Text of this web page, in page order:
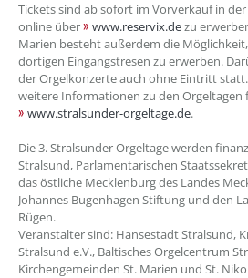
Tickets sind ab sofort im Vorverkauf in
online über
www.reservix.dezu
Marien besteht außerdem die
dortigen Eingangstresen zu erwerben.
der Orgelkonzerte auch ohne Eintritt
weitere Informationen zu den Orgeltagen
www.stralsunder-orgeltage.de.
Die 3. Stralsunder Orgeltage werden
Stralsund, Parlamentarischen
das östliche Mecklenburg des Landes
Johannes Bugenhagen Stiftung und den
Rügen.
Veranstalter sind: Hansestadt Stralsund,
Stralsund e.V., Baltisches Orgelcentrum
Kirchengemeinden St. Marien und St.